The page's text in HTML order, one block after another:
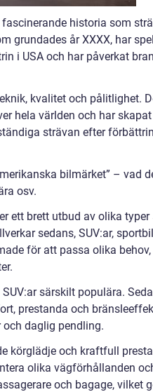
historia som
grundades år XXXX, har
i USA och har påverkat
kvalitet och pålitlighet.
hela världen och har
strävan efter
bilmärket” – vad
osv.
ett brett utbud av olika typer
sedans, SUV:ar,
för att passa olika behov,
särskilt populära.
prestanda och
daglig pendling.
körglädje och kraftfull
olika vägförhållanden
och bagage, vilket